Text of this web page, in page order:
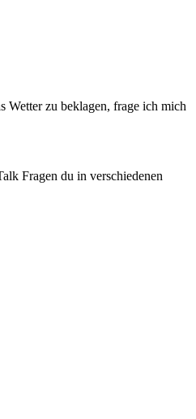
Wetter zu beklagen, frage ich mich
Fragen du in verschiedenen